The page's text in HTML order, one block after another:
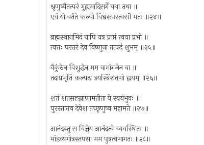
श्रृणुष्वैतत्परं गुह्यमादिसर्गे यथा तथा ॥
एवं यो वर्तते कल्पो विश्वरूपस्त्वसौ मतः ॥२४॥
ब्रह्मस्थानमिदं चापि यत्र प्राप्तं त्वया प्रभो ॥
त्वत्तः परतरं देव विष्णुना तत्पदं शुभम् ॥२५॥
वैकुंठेन विशुद्धेन मम वामांगजेन वा ॥
तदाप्रभृति कल्पश्च त्रयस्त्रिंशत्तमो ह्ययम् ॥२६॥
शतं शतसहस्राणामतीता ये स्वयंभुवः ॥
पुरस्तात्तव देवेश तच्छृणुष्व महामते ॥२७॥
आनंदस्तु स विज्ञेय आनंदत्वे व्यवस्थितः ॥
मांडव्यगोत्रस्तपसा मम पुत्रत्वमागतः ॥२८॥